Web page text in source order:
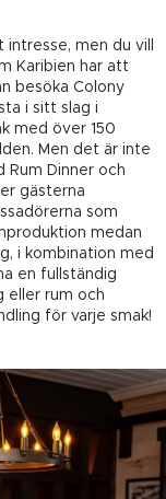
men du vill
Karibien har att
besöka Colony
i sitt slag i
med över 150
Men det är inte
Rum Dinner och
gästerna
som
medan
i kombination med
en fullständig
eller rum och
för varje smak!